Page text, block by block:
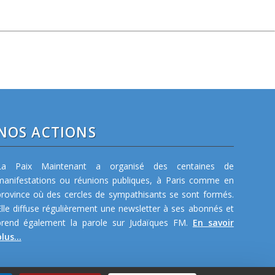
ACTIONS
Paix Maintenant a organisé des centaines de
ou réunions publiques, à Paris comme en
où des cercles de sympathisants se sont formés.
diffuse régulièrement une newsletter à ses abonnés et
également la parole sur Judaïques FM. En savoir